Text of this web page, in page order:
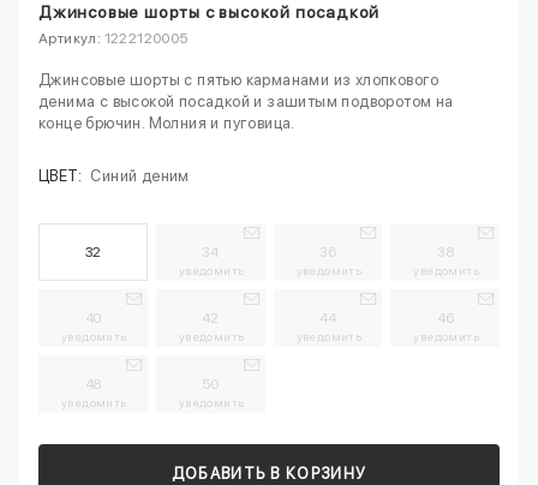
Джинсовые шорты с высокой посадкой
Артикул: 1222120005
Джинсовые шорты с пятью карманами из хлопкового
денима с высокой посадкой и зашитым подворотом на
конце брючин. Молния и пуговица.
ЦВЕТ: Синий деним
32 34
уведомить
36
уведомить
38
уведомить
40
уведомить
42
уведомить
44
уведомить
46
уведомить
48
уведомить
50
уведомить
ДОБАВИТЬ В КОРЗИНУ